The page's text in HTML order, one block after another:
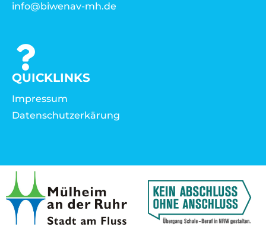
info@biwenav-mh.de
QUICKLINKS
Impressum
Datenschutzerkärung